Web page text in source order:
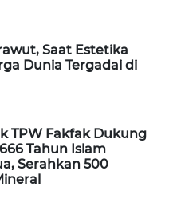
Saat Estetika
Dunia Tergadai di
TPW Fakfak Dukung
Tahun Islam
Serahkan 500